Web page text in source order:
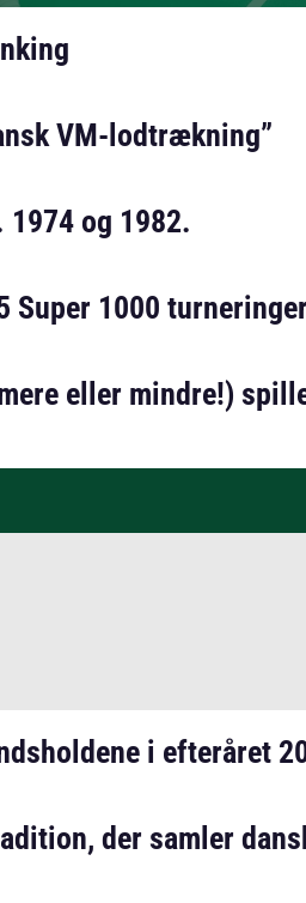
VM-lodtrækning”
og 1982.
Super 1000
eller mindre!)
i efteråret
der samler